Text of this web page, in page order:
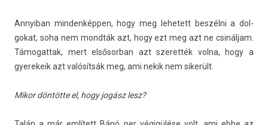
An­nyiban min­denképp­en, hogy meg lehetett beszélni a dol­
gokat, soha nem mondták azt, hogy ezt meg azt ne csináljam.
Támogat­tak, mert el­sősor­ban azt szeret­ték volna, hogy a
gyerekeik azt valósítsák meg, ami nekik nem sikerült.
Mikor döntötte el, hogy jogász lesz?